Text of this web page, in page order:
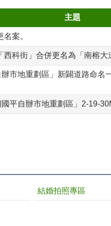
主題
案。
科街」合併更名為「南榕
市地重劃區」新闢道路命名
平自辦市地重劃區」2-19-
結婚拍照專區